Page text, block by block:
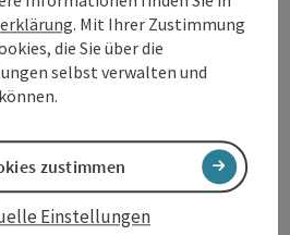
markanter Stimme neue
laden sie ein, an Bord zu
sich zu lassen und mit
segeln.
. Mit Ihrer Zustimmung
die Sie über die
selbst verwalten und
Einstellungen
zustimmen